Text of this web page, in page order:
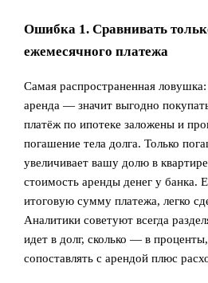
Ошибка 1. Сравнивать
ежемесячного платежа
Самая распространенная
аренда — значит выгодно
платёж по ипотеке заложены и
погашение тела долга. Только
увеличивает вашу долю в
стоимость аренды денег у банка.
итоговую сумму платежа, легко
Аналитики советуют всегда
идет в долг, сколько — в
сопоставлять с арендой плюс